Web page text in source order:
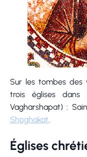
Sur les tombes des
trois églises
Vagharshapat) :
Shoghakat.
Églises